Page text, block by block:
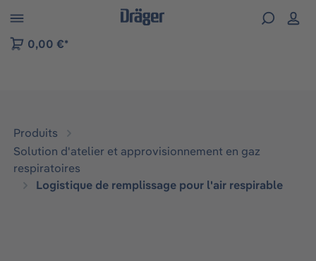
to B2B platform navigation
0,00 €*
Produits
Solution d'atelier et approvisionnement en gaz
respiratoires
Logistique de remplissage pour l'air respirable